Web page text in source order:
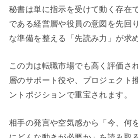
秘書は単に指示を受けて動く存在
である経営層や役員の意図を先回
な準備を整える「先読み力」が求
この力は転職市場でも高く評価さ
層のサポート役や、プロジェクト
ントポジションで重宝されます。
相手の発言や空気感から「今、何